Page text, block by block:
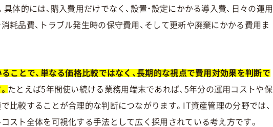
具体的には、購入費用だけでなく、設置・設定にかかる導入費、日々の運用
耗品費、トラブル発生時の保守費用、そして更新や廃棄にかかる費用ま
ことで、単なる価格比較ではなく、長期的な視点で費用対効果を判断で
たとえば5年間使い続ける業務用端末であれば、5年分の運用コストや保
比較することが合理的な判断につながります。IT資産管理の分野では、
スト全体を可視化する手法として広く採用されている考え方です。